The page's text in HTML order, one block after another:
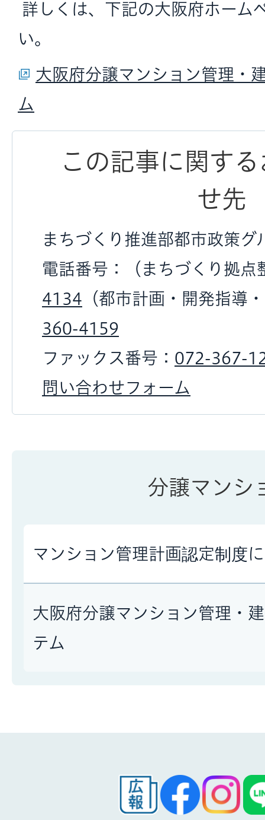
詳しくは、下記の大阪府ホーム
い。
大阪府分譲マンション管理・
ム
この記事に関す
せ先
まちづくり推進部都市政策グ
電話番号：（まちづくり拠点
4134 （都市計画・開発指導
360-4159
ファックス番号： 072-367-
問い合わせフォーム
分譲マンシ
マンション管理計画認定制度
大阪府分譲マンション管理・
テム